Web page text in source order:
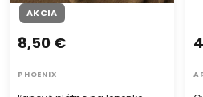
AKCIA
8,50 €
PHOENIX